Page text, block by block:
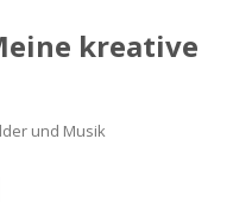
kreative
und Musik